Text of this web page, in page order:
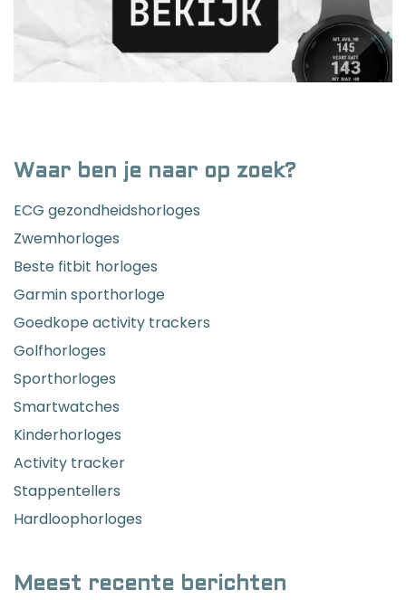
Waar ben je naar op zoek?
ECG gezondheidshorloges
Zwemhorloges
Beste fitbit horloges
Garmin sporthorloge
Goedkope activity trackers
Golfhorloges
Sporthorloges
Smartwatches
Kinderhorloges
Activity tracker
Stappentellers
Hardloophorloges
Meest recente berichten